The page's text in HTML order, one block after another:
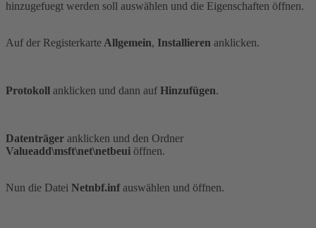
hinzugefuegt werden soll auswählen und die Eigenschaften öffnen.
Auf der Registerkarte Allgemein, Installieren anklicken.
Protokoll anklicken und dann auf Hinzufügen.
Datenträger anklicken und den Ordner
Valueadd\msft\net\netbeui öffnen.
Nun die Datei Netnbf.infauswählen und öffnen.